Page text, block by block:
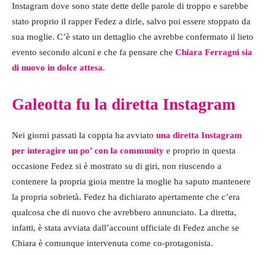
Instagram dove sono state dette delle parole di troppo e sarebbe
stato proprio il rapper Fedez a dirle, salvo poi essere stoppato da
sua moglie. C’è stato un dettaglio che avrebbe confermato il lieto
evento secondo alcuni e che fa pensare che Chiara Ferragni sia
di nuovo in dolce attesa.
Galeotta fu la diretta Instagram
Nei giorni passati la coppia ha avviato una diretta Instagram
per interagire un po’ con la community e proprio in questa
occasione Fedez si è mostrato su di giri, non riuscendo a
contenere la propria gioia mentre la moglie ha saputo mantenere
la propria sobrietà. Fedez ha dichiarato apertamente che c’era
qualcosa che di nuovo che avrebbero annunciato. La diretta,
infatti, è stata avviata dall’account ufficiale di Fedez anche se
Chiara è comunque intervenuta come co-protagonista.